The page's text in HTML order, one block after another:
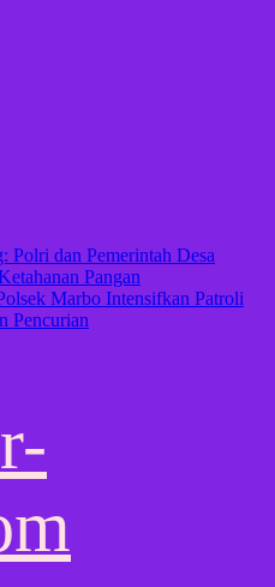
Polri dan Pemerintah Desa
Pangan
Marbo Intensifkan Patroli
Pencurian